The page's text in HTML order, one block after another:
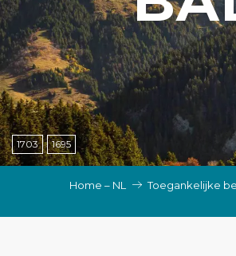
GROEPEN,
– NL
VAN LES SAISIES
1703 1695
Home – NL Toegankelijke